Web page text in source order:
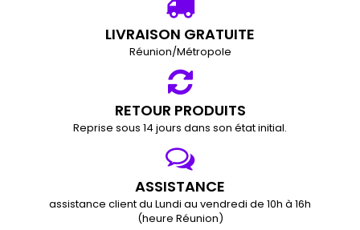
LIVRAISON GRATUITE
Réunion/Métropole
RETOUR PRODUITS
Reprise sous 14 jours dans son état initial.
ASSISTANCE
assistance client du Lundi au vendredi de 10h à 16h
(heure Réunion)